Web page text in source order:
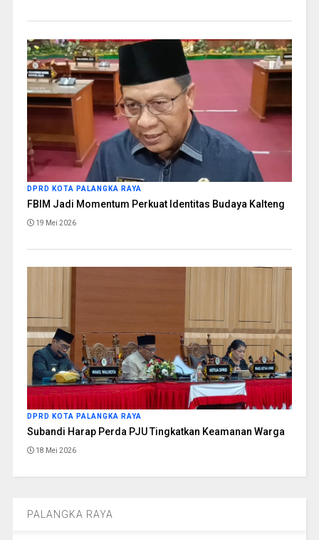
DPRD KOTA PALANGKA RAYA
FBIM Jadi Momentum Perkuat Identitas Budaya Kalteng
19 Mei 2026
DPRD KOTA PALANGKA RAYA
Subandi Harap Perda PJU Tingkatkan Keamanan Warga
18 Mei 2026
PALANGKA RAYA